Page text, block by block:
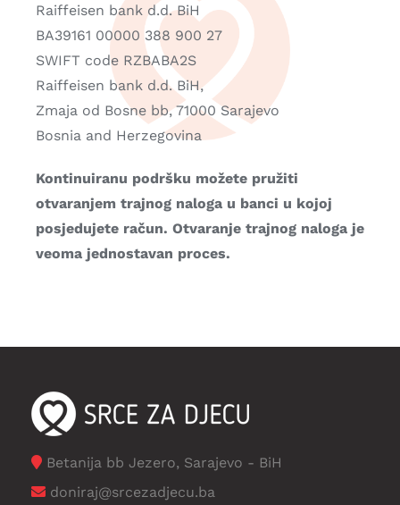
Raiffeisen bank d.d. BiH
BA39161 00000 388 900 27
SWIFT code RZBABA2S
Raiffeisen bank d.d. BiH,
Zmaja od Bosne bb, 71000 Sarajevo
Bosnia and Herzegovina
Kontinuiranu podršku možete pružiti
otvaranjem trajnog naloga u banci u kojoj
posjedujete račun. Otvaranje trajnog naloga je
veoma jednostavan proces.
Betanija bb Jezero, Sarajevo - BiH
doniraj@srcezadjecu.ba